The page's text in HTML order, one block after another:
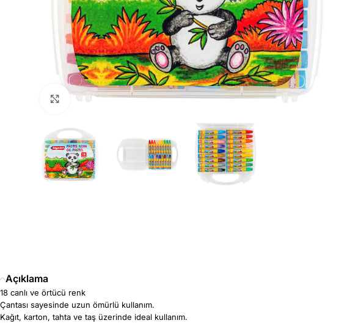
Büyütmek için tıklayın
Açıklama
18 canlı ve örtücü renk
Çantası sayesinde uzun ömürlü kullanım.
Kağıt, karton, tahta ve taş üzerinde ideal kullanım.